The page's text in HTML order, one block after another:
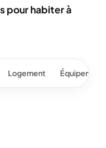
pour habiter à
Logement